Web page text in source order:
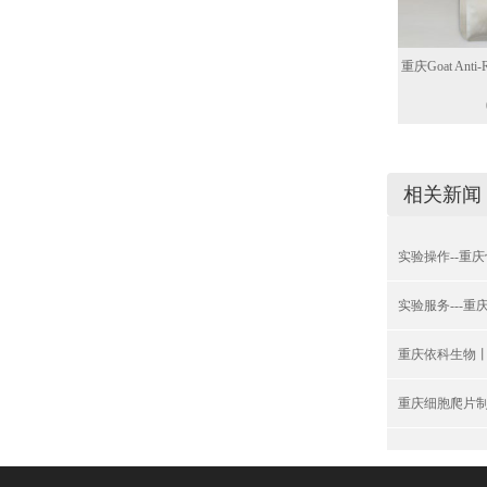
重庆Goat Anti-
相关新闻
实验操作--重
实验服务---重
重庆依科生物
重庆细胞爬片